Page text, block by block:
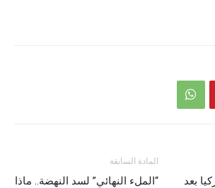
المادة السابقة
“الملء النهائي” لسد النهضة.. ماذا
بعد